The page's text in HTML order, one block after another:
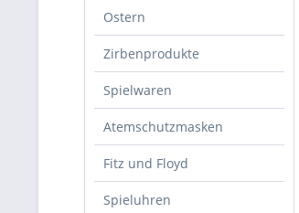
Ostern
Zirbenprodukte
Spielwaren
Atemschutzmasken
Fitz und Floyd
Spieluhren